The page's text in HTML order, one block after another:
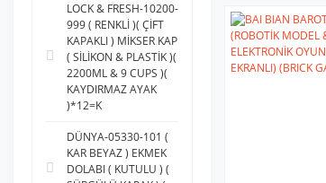
LOCK & FRESH-10200-
999 ( RENKLİ )( ÇİFT
KAPAKLI ) MİKSER KAP
( SİLİKON & PLASTİK )(
2200ML & 9 CUPS )(
KAYDIRMAZ AYAK
)*12=K
DÜNYA-05330-101 (
KAR BEYAZ ) EKMEK
DOLABI ( KUTULU ) (